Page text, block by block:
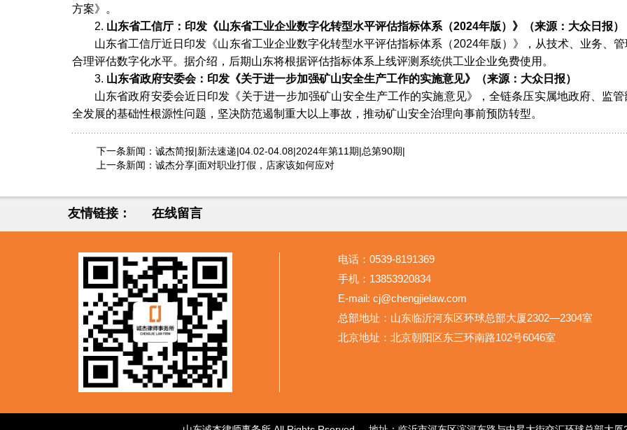
方案》。
2. 山东省工信厅：印发《山东省工业企业数字化转型水平评估指标体系（2024年版）》（来源：大众日报）
山东省工信厅近日印发《山东省工业企业数字化转型水平评估指标体系（2024年版）》，从技术、业务、
合理评估数字化水平。据介绍，后期山东将根据评估指标体系上线评测系统供工业企业免费使用。
3. 山东省政府安委会：印发《关于进一步加强矿山安全生产工作的实施意见》（来源：大众日报）
山东省政府安委会近日印发《关于进一步加强矿山安全生产工作的实施意见》，全链条压实属地政府、监
全发展的基础性根源性问题，坚决防范遏制重大以上事故，推动矿山安全治理向事前预防转型。
下一条新闻： 诚杰简报|新法速递|04.02-04.08|2024年第11期|总第90期|
上一条新闻： 诚杰分享|面对职业打假，店家该如何应对
友情链接： 在线留言
电话：0539-8191369
手机：13853920834
E-mail: cj@chengjielaw.com
总部地址：山东临沂河东区环球总部大厦2302—2304室
北京地址：北京朝阳区东三环南路102号6046室